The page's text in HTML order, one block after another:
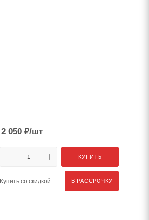
2 050 ₽/шт
КУПИТЬ
Купить со скидкой В РАССРОЧКУ